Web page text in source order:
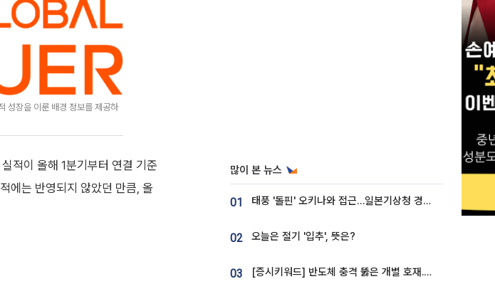
성장을 이룬 배경 정보를 제공하
적이 올해 1분기부터 연결 기준
에는 반영되지 않았던 만큼, 올
많이 본 뉴스
01 태풍 '돌핀' 오키나와 접근…일본기상청 경로 업데이트
02 오늘은 절기 '입추', 뜻은?
03 [증시키워드] 반도체 충격 뚫은 개별 호재...포스코퓨처엠·에코프로·한화솔루션 '눈길'